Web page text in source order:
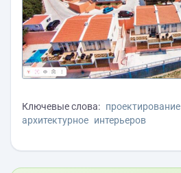
Ключевые слова: проектирование
архитектурное интерьеров